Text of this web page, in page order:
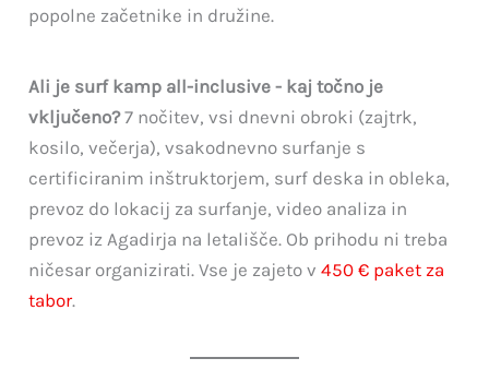
popolne začetnike in družine.
Ali je surf kamp all-inclusive - kaj točno je
vključeno?7 nočitev, vsi dnevni obroki (zajtrk,
kosilo, večerja), vsakodnevno surfanje s
certificiranim inštruktorjem, surf deska in obleka,
prevoz do lokacij za surfanje, video analiza in
prevoz iz Agadirja na letališče. Ob prihodu ni treba
ničesar organizirati. Vse je zajeto v450 € paket za
tabor.